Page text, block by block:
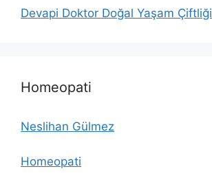
Devapi Doktor Doğal Yaşam Çiftliği
Homeopati
Neslihan Gülmez
Homeopati